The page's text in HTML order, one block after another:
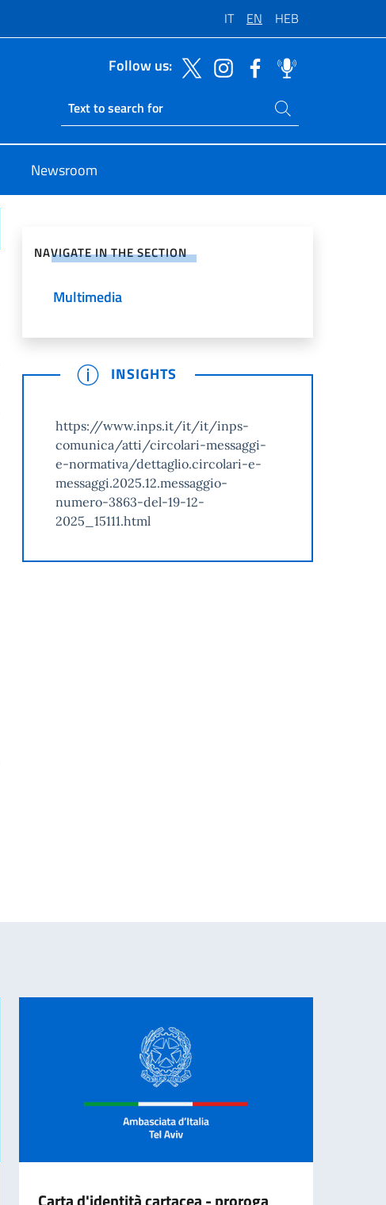
IT EN HEB
Follow us:
Ricerca sito live
Search on site
Newsroom
NAVIGATE IN THE SECTION
Multimedia
INSIGHTS
https://www.inps.it/it/it/inps-
comunica/atti/circolari-messaggi-
e-normativa/dettaglio.circolari-e-
messaggi.2025.12.messaggio-
numero-3863-del-19-12-
2025_15111.html